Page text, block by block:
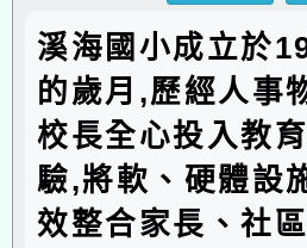
溪海國小成立於
的歲月,歷經人事
校長全心投入教
驗,將軟、硬體設
效整合家長、社